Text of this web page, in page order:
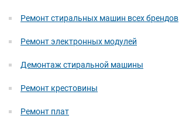
Ремонт стиральных машин всех брендов
Ремонт электронных модулей
Демонтаж стиральной машины
Ремонт крестовины
Ремонт плат